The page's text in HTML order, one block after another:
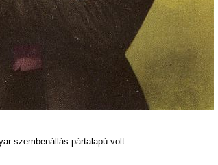
szembenállás pártalapú volt.